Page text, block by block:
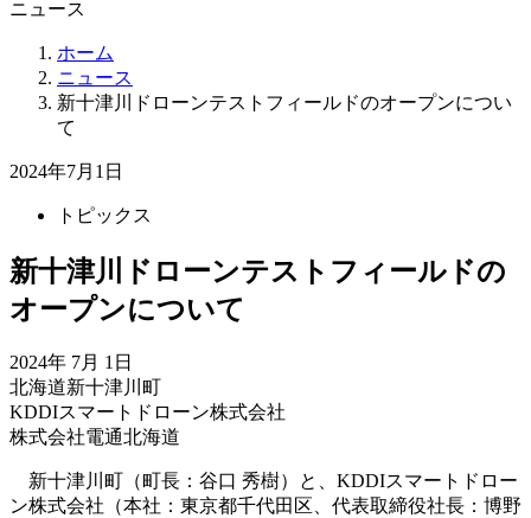
ニュース
ホーム
ニュース
新十津川ドローンテストフィールドのオープンについ
て
2024年7月1日
トピックス
新十津川ドローンテストフィールドの
オープンについて
2024年 7月 1日
北海道新十津川町
KDDIスマートドローン株式会社
株式会社電通北海道
新十津川町（町長：谷口 秀樹）と、KDDIスマートドロー
ン株式会社（本社：東京都千代田区、代表取締役社長：博野